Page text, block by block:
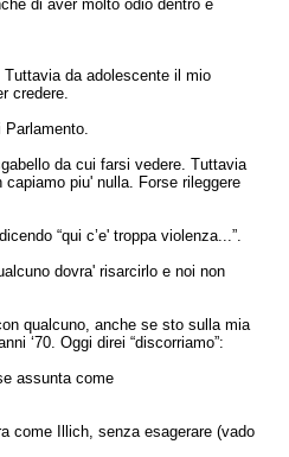
di aver molto odio dentro e
da adolescente il mio
credere.
da cui farsi vedere. Tuttavia
piu' nulla. Forse rileggere
“qui c’e' troppa violenza...”.
dovra' risarcirlo e noi non
qualcuno, anche se sto sulla mia
‘70. Oggi direi “discorriamo”:
assunta come
come Illich, senza esagerare (vado